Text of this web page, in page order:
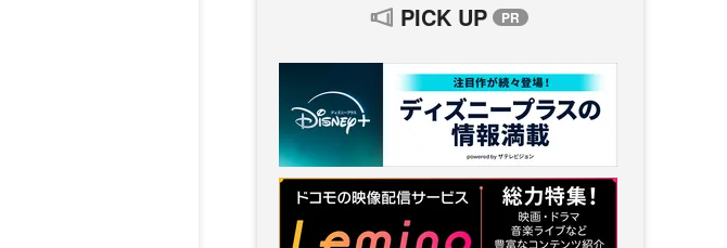
PICK UP